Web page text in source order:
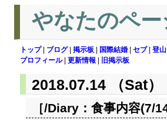
やなたのペー
トップ| ブログ| 掲示板 国際結婚 セブ| 登山
プロフィール| 更新情報 旧掲示板
2018.07.14 （Sat）
［/Diary： 食事内容(7/